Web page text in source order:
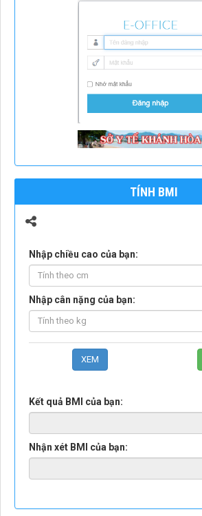
TÍNH BMI
Nhập chiều cao của bạn:
Nhập cân nặng của bạn:
Kết quả BMI của bạn:
Nhận xét BMI của bạn: